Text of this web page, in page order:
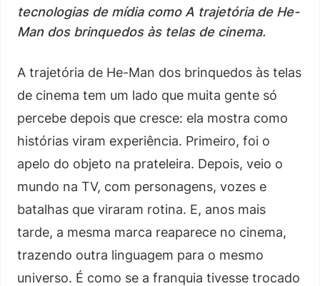
tecnologias de mídia como A trajetória de He-
Man dos brinquedos às telas de cinema.
A trajetória de He-Man dos brinquedos às telas
de cinema tem um lado que muita gente só
percebe depois que cresce: ela mostra como
histórias viram experiência. Primeiro, foi o
apelo do objeto na prateleira. Depois, veio o
mundo na TV, com personagens, vozes e
batalhas que viraram rotina. E, anos mais
tarde, a mesma marca reaparece no cinema,
trazendo outra linguagem para o mesmo
universo. É como se a franquia tivesse trocado